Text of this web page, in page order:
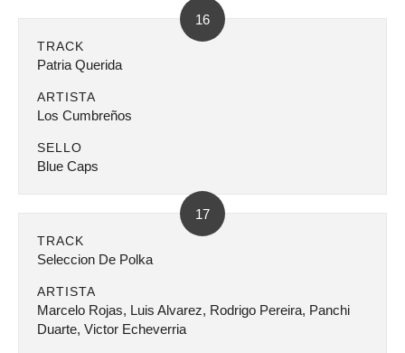
16
TRACK
Patria Querida
ARTISTA
Los Cumbreños
SELLO
Blue Caps
17
TRACK
Seleccion De Polka
ARTISTA
Marcelo Rojas, Luis Alvarez, Rodrigo Pereira, Panchi
Duarte, Victor Echeverria